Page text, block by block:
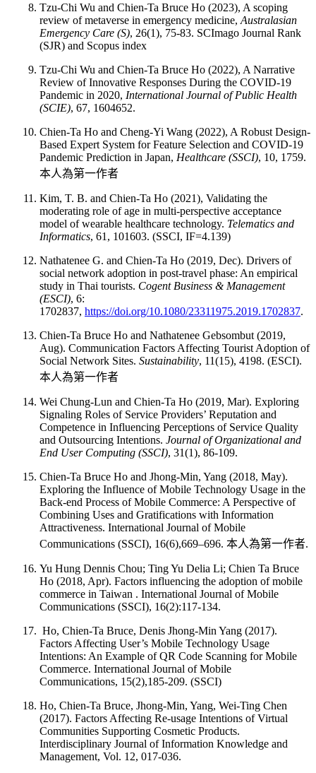
Tzu-Chi Wu and Chien-Ta Bruce Ho (2023), A scoping
review of metaverse in emergency medicine, Australasian
Emergency Care (S), 26(1), 75-83. SCImago Journal Rank
(SJR) and Scopus index
Tzu-Chi Wu and Chien-Ta Bruce Ho (2022), A Narrative
Review of Innovative Responses During the COVID-19
Pandemic in 2020, International Journal of Public Health
(SCIE), 67, 1604652.
Chien-Ta Ho and Cheng-Yi Wang (2022), A Robust Design-
Based Expert System for Feature Selection and COVID-19
Pandemic Prediction in Japan, Healthcare (SSCI), 10, 1759.
本人為第一作者
Kim, T. B. and Chien-Ta Ho (2021), Validating the
moderating role of age in multi-perspective acceptance
model of wearable healthcare technology. Telematics and
Informatics, 61, 101603. (SSCI, IF=4.139)
Nathatenee G. and Chien-Ta Ho (2019, Dec). Drivers of
social network adoption in post-travel phase: An empirical
study in Thai tourists. Cogent Business & Management
(ESCI), 6:
1702837, https://doi.org/10.1080/23311975.2019.1702837.
Chien-Ta Bruce Ho and Nathatenee Gebsombut (2019,
Aug). Communication Factors Affecting Tourist Adoption of
Social Network Sites. Sustainability, 11(15), 4198. (ESCI).
本人為第一作者
Wei Chung-Lun and Chien-Ta Ho (2019, Mar). Exploring
Signaling Roles of Service Providers’ Reputation and
Competence in Influencing Perceptions of Service Quality
and Outsourcing Intentions. Journal of Organizational and
End User Computing (SSCI), 31(1), 86-109.
Chien-Ta Bruce Ho and Jhong-Min, Yang (2018, May).
Exploring the Influence of Mobile Technology Usage in the
Back-end Process of Mobile Commerce: A Perspective of
Combining Uses and Gratifications with Information
Attractiveness. International Journal of Mobile
Communications (SSCI), 16(6),669–696. 本人為第一作者.
Yu Hung Dennis Chou; Ting Yu Delia Li; Chien Ta Bruce
Ho (2018, Apr). Factors influencing the adoption of mobile
commerce in Taiwan . International Journal of Mobile
Communications (SSCI), 16(2):117-134.
Ho, Chien-Ta Bruce, Denis Jhong-Min Yang (2017).
Factors Affecting User’s Mobile Technology Usage
Intentions: An Example of QR Code Scanning for Mobile
Commerce. International Journal of Mobile
Communications, 15(2),185-209. (SSCI)
Ho, Chien-Ta Bruce, Jhong-Min, Yang, Wei-Ting Chen
(2017). Factors Affecting Re-usage Intentions of Virtual
Communities Supporting Cosmetic Products.
Interdisciplinary Journal of Information Knowledge and
Management, Vol. 12, 017-036.